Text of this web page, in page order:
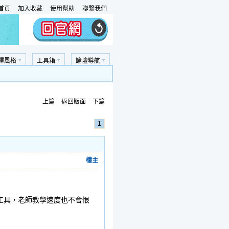
頁 加入收藏 使用幫助 聯繫我們
論壇導航
工具箱
風格
上篇 返回版面 下篇
1
樓主
，老師教學速度也不會恨